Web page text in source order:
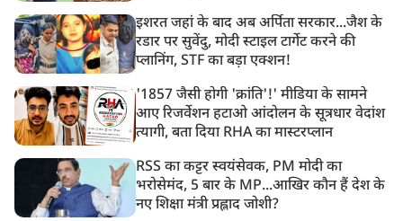
इशरत जहां के बाद अब अर्पिता सरकार...जैश के
रडार पर सुवेंदु, मोदी स्टाइल टार्गेट करने की
प्लानिंग, STF का बड़ा एक्शन!
'1857 जैसी होगी 'क्रांति'!' मीडिया के सामने
आए रिजर्वेशन हटाओ आंदोलन के सूत्रधार वेदांश
त्यागी, बता दिया RHA का मास्टरप्लान
RSS का कट्टर स्वयंसेवक, PM मोदी का
भरोसेमंद, 5 बार के MP...आखिर कौन हैं देश के
नए शिक्षा मंत्री प्रह्लाद जोशी?